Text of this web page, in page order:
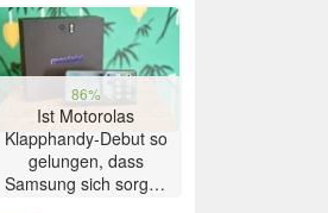
86%
Ist Motorolas
Klapphandy-Debut so
gelungen, dass
Samsung sich sorgen